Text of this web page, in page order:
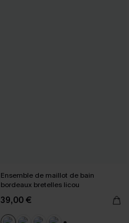
Ensemble de maillot de bain
bordeaux bretelles licou
39,00 €